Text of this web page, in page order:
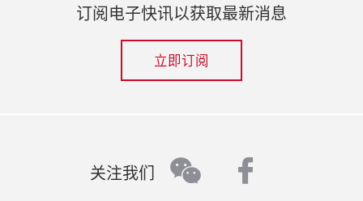
订阅电子快讯以获取最新消息
立即订阅
关注我们 wechat